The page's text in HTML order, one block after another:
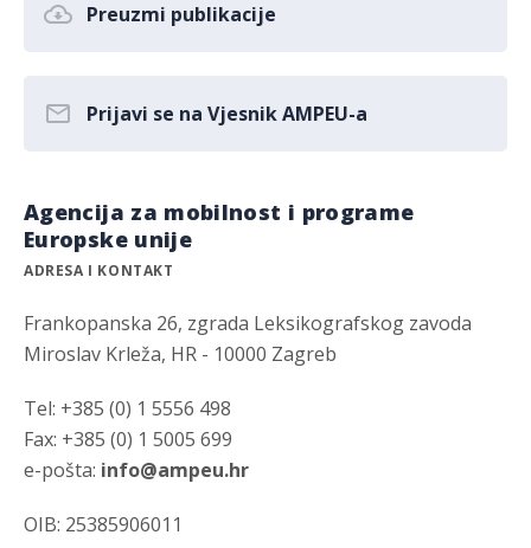
Preuzmi publikacije
Prijavi se na Vjesnik AMPEU-a
Agencija za mobilnost i programe
Europske unije
ADRESA I KONTAKT
Frankopanska 26, zgrada Leksikografskog zavoda
Miroslav Krleža, HR - 10000 Zagreb
Tel: +385 (0) 1 5556 498
Fax: +385 (0) 1 5005 699
e-pošta: info@ampeu.hr
OIB: 25385906011